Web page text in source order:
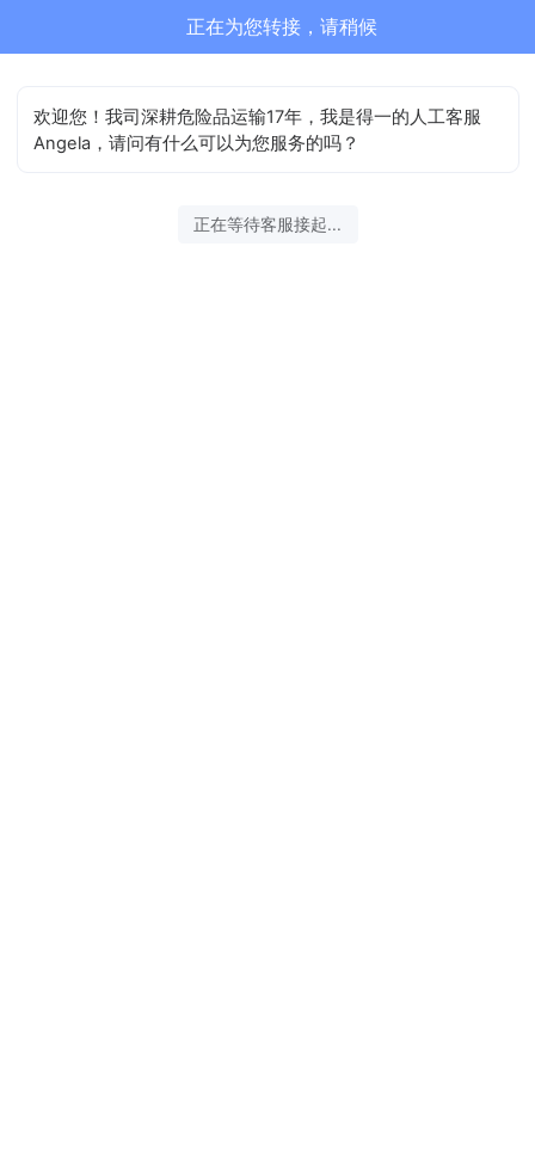
正在为您转接，请稍候
欢迎您！我司深耕危险品运输17年，我是得一的人工客服
Angela，请问有什么可以为您服务的吗？
正在等待客服接起...